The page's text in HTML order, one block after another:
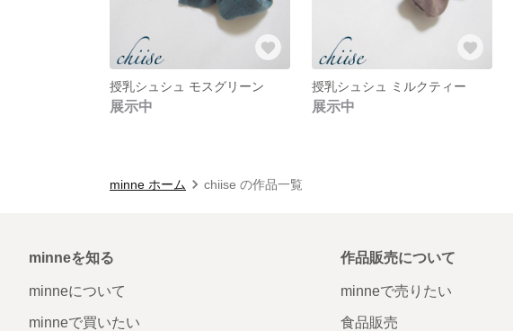
授乳シュシュ モスグリーン
展示中
授乳シュシュ ミルクティー
展示中
minne ホーム chiise の作品一覧
minneを知る
minneについて
minneで買いたい
作品販売について
minneで売りたい
食品販売